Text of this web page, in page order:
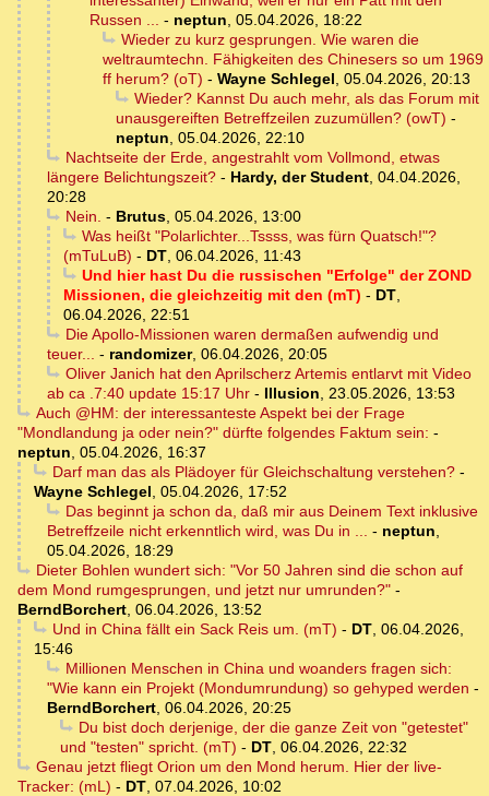
Russen ... - neptun, 05.04.2026, 18:22
Wieder zu kurz gesprungen. Wie waren die
weltraumtechn. Fähigkeiten des Chinesers so um 1969
ff herum? (oT) - Wayne Schlegel, 05.04.2026, 20:13
Wieder? Kannst Du auch mehr, als das Forum mit
unausgereiften Betreffzeilen zuzumüllen? (owT) -
neptun, 05.04.2026, 22:10
Nachtseite der Erde, angestrahlt vom Vollmond, etwas
längere Belichtungszeit? - Hardy, der Student, 04.04.2026,
20:28
Nein. - Brutus, 05.04.2026, 13:00
Was heißt "Polarlichter...Tssss, was fürn Quatsch!"?
(mTuLuB) - DT, 06.04.2026, 11:43
Und hier hast Du die russischen "Erfolge" der ZOND
Missionen, die gleichzeitig mit den (mT) - DT,
06.04.2026, 22:51
Die Apollo-Missionen waren dermaßen aufwendig und
teuer... - randomizer, 06.04.2026, 20:05
Oliver Janich hat den Aprilscherz Artemis entlarvt mit Video
ab ca .7:40 update 15:17 Uhr - Illusion, 23.05.2026, 13:53
Auch @HM: der interessanteste Aspekt bei der Frage
"Mondlandung ja oder nein?" dürfte folgendes Faktum sein: -
neptun, 05.04.2026, 16:37
Darf man das als Plädoyer für Gleichschaltung verstehen?-
Wayne Schlegel, 05.04.2026, 17:52
Das beginnt ja schon da, daß mir aus Deinem Text inklusive
Betreffzeile nicht erkenntlich wird, was Du in ... - neptun,
05.04.2026, 18:29
Dieter Bohlen wundert sich: "Vor 50 Jahren sind die schon auf
dem Mond rumgesprungen, und jetzt nur umrunden?" -
BerndBorchert, 06.04.2026, 13:52
Und in China fällt ein Sack Reis um. (mT) - DT, 06.04.2026,
15:46
Millionen Menschen in China und woanders fragen sich:
"Wie kann ein Projekt (Mondumrundung) so gehyped werden -
BerndBorchert, 06.04.2026, 20:25
Du bist doch derjenige, der die ganze Zeit von "getestet"
und "testen" spricht. (mT) - DT, 06.04.2026, 22:32
Genau jetzt fliegt Orion um den Mond herum. Hier der live-
Tracker: (mL) - DT, 07.04.2026, 10:02